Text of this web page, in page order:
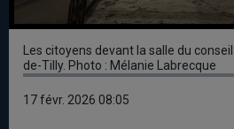
Les citoyens devant la salle du
de-Tilly. Photo : Mélanie Labrecque
17 févr. 2026 08:05